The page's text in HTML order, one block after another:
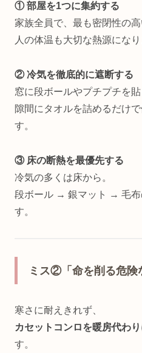
① 部屋を1つに集約する
家族全員で、最も密閉性の高
人の体温も大切な熱源になり
② 冷気を徹底的に遮断する
窓に段ボールやプチプチを貼
隙間にタオルを詰めるだけ
す。
③ 床の断熱を最優先する
冷気の多くは床から。
段ボール → 銀マット → 毛布
す。
ミス②「命を削る危険
寒さに耐えきれず、
カセットコンロを暖房代わり
す。